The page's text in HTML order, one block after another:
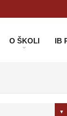
O ŠKOLI IB